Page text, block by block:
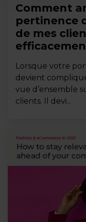
Comment
pertinence
de mes
Lorsque votre
devient
vue d’ensemble
clients. Il devi...